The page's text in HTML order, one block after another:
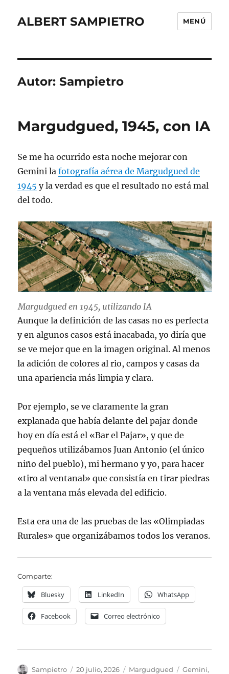
ALBERT SAMPIETRO MENÚ
Autor:Sampietro
Margudgued, 1945, con IA
Se me ha ocurrido esta noche mejorar con
Gemini lafotografía aérea de Margudgued de
1945 y la verdad es que el resultado no está mal
del todo.
Margudgued en 1945, utilizando IA
Aunque la definición de las casas no es perfecta
y en algunos casos está inacabada, yo diría que
se ve mejor que en la imagen original. Al menos
la adición de colores al rio, campos y casas da
una apariencia más limpia y clara.
Por ejemplo, se ve claramente la gran
explanada que había delante del pajar donde
hoy en día está el «Bar el Pajar», y que de
pequeños utilizábamos Juan Antonio (el único
niño del pueblo), mi hermano y yo, para hacer
«tiro al ventanal» que consistía en tirar piedras
a la ventana más elevada del edificio.
Esta era una de las pruebas de las «Olimpiadas
Rurales» que organizábamos todos los veranos.
Comparte:
Bluesky LinkedIn WhatsApp
Facebook Correo electrónico
Autor
Sampietro
Publicado
20 julio, 2026 Categorías
Margudgued Etiquetas
Gemini,